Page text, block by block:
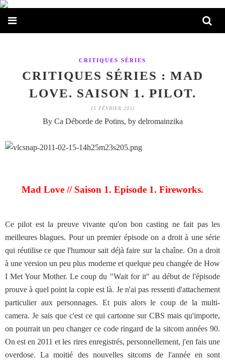
CRITIQUES SÉRIES
CRITIQUES SÉRIES : MAD
LOVE. SAISON 1. PILOT.
15 FÉVRIER 2011
By Ca Déborde de Potins, by delromainzika
Mad Love // Saison 1. Episode 1. Fireworks.
Ce pilot est la preuve vivante qu'on bon casting ne fait pas les
meilleures blagues. Pour un premier épisode on a droit à une série
qui réutilise ce que l'humour sait déjà faire sur la chaîne. On a droit
à une version un peu plus moderne et quelque peu changée de How
I Met Your Mother. Le coup du "Wait for it" au début de l'épisode
prouve à quel point la copie est là. Je n'ai pas ressenti d'attachement
particulier aux personnages. Et puis alors le coup de la multi-
camera. Je sais que c'est ce qui cartonne sur CBS mais qu'importe,
on pourrait un peu changer ce code ringard de la sitcom années 90.
On est en 2011 et les rires enregistrés, personnellement, j'en fais une
overdose. La moitié des nouvelles sitcoms de l'année en sont